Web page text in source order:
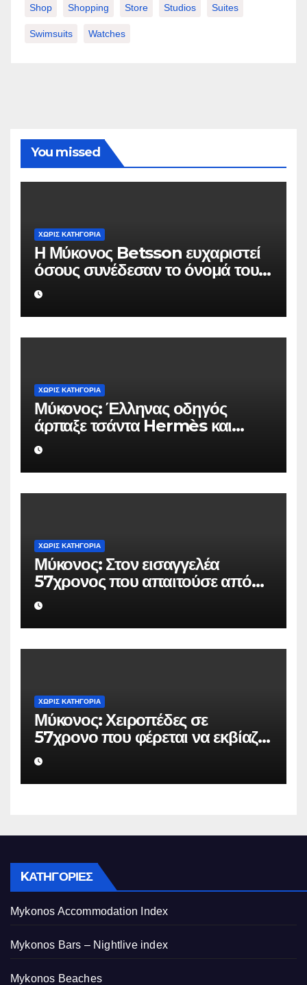
Shop Shopping Store Studios Suites
Swimsuits Watches
You missed
ΧΩΡΊΣ ΚΑΤΗΓΟΡΊΑ
Η Μύκονος Betsson ευχαριστεί
όσους συνέδεσαν το όνομά τους
με την ιστορική χρονιά
ΧΩΡΊΣ ΚΑΤΗΓΟΡΊΑ
Μύκονος: Έλληνας οδηγός
άρπαξε τσάντα Hermès και
Rolex αξίας 75.000 ευρώ από
Ουκρανό τουρίστα
ΧΩΡΊΣ ΚΑΤΗΓΟΡΊΑ
Μύκονος: Στον εισαγγελέα
57χρονος που απαιτούσε από
επιχειρηματία 80.000 ευρώ για
να μην κάνει καταγγελίες σε
βάρος του
ΧΩΡΊΣ ΚΑΤΗΓΟΡΊΑ
Μύκονος: Χειροπέδες σε
57χρονο που φέρεται να εκβίαζε
επιχείρηση για να «θάψει»
ψευδείς καταγγελίες – Η παγίδα
που του έστησε η ΕΛ.ΑΣ.
KΑΤΗΓΟΡΊΕΣ
Mykonos Accommodation Index
Mykonos Bars – Nightlive index
Mykonos Beaches